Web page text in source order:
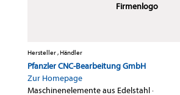
Firmenlogo
Hersteller , Händler
Pfanzler CNC-Bearbeitung GmbH
Zur Homepage
Maschinenelemente aus Edelstahl·